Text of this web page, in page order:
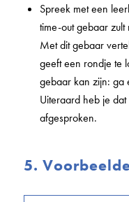
Spreek met een
time-out gebaar
Met dit gebaar
geeft een rondje te
gebaar kan zijn: ga
Uiteraard heb je
afgesproken.
5.